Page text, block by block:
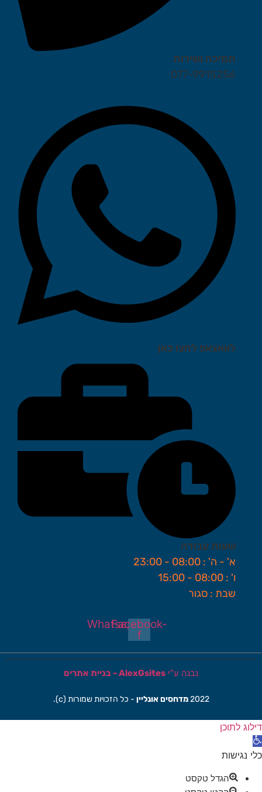
תמיכה ושירות
077-9915256
לוואצאפ לחצו כאן
שעות עבודה
א' - ה' : 08:00 - 23:00
ו' : 08:00 - 15:00
שבת : סגור
Facebook-
f
Whatsapp
נבנה ע"י AlexGsites - בניית אתרים
2022 מדחסים אונליין- כל הזכויות שמורות (c).
לתוכן
סרגל נגישות
נגישות
הגדל טקסט